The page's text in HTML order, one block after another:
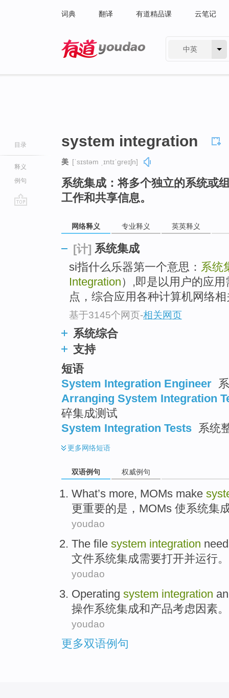
词典 翻译 有道精品课 云笔记
中英
目录
释义
例句
system integration
美 [ˈsɪstəm ˌɪntɪˈɡreɪʃn]
系统集成：将多个独立的系统或
工作和共享信息。
网络释义 专业释义 英英释义
[计] 系统集成
si指什么乐器第一个意思： 系统
Integration）,即是以用户的应
点，综合应用各种计算机网络
基于3145个网页-相关网页
系统综合
支持
短语
System Integration Engineer
Arranging System Integration
碎集成测试
System Integration Tests 系统
更多网络短语
双语例句 权威例句
What’s more, MOMs make
更重要的是， MOMs 使系统集
youdao
The file system integration
文件系统集成需要打开并运行。
youdao
Operating system integration
操作系统集成和产品考虑因素。
youdao
更多双语例句